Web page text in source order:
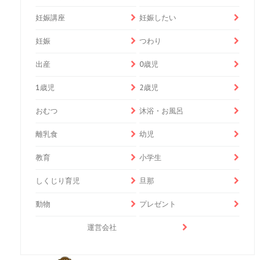
妊娠講座 妊娠したい
妊娠 つわり
出産 0歳児
1歳児 2歳児
おむつ 沐浴・お風呂
離乳食 幼児
教育 小学生
しくじり育児 旦那
動物 プレゼント
運営会社